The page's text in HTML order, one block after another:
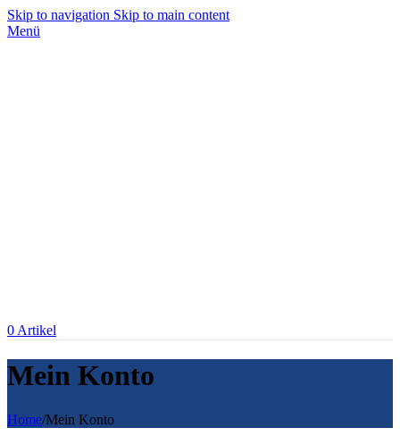
Skip to navigation Skip to main content
Menü
0 Artikel
Mein Konto
Home/Mein Konto